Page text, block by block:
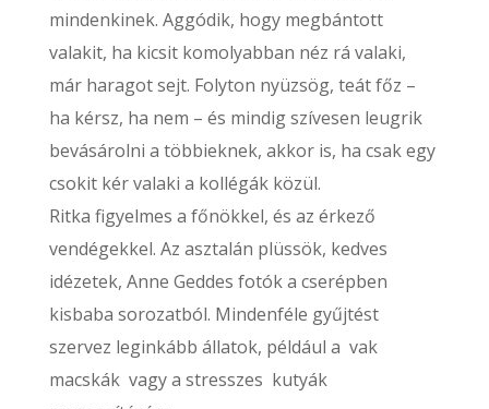
mindenkinek. Aggódik, hogy megbántott
valakit, ha kicsit komolyabban néz rá valaki,
már haragot sejt. Folyton nyüzsög, teát főz –
ha kérsz, ha nem – és mindig szívesen leugrik
bevásárolni a többieknek, akkor is, ha csak egy
csokit kér valaki a kollégák közül.
Ritka figyelmes a főnökkel, és az érkező
vendégekkel. Az asztalán plüssök, kedves
idézetek, Anne Geddes fotók a cserépben
kisbaba sorozatból. Mindenféle gyűjtést
szervez leginkább állatok, például a vak
macskák vagy a stresszes kutyák